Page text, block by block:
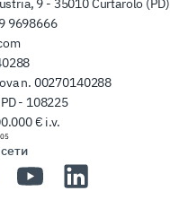
9 - 35010 Curtarolo (PD)
9698666
n. 00270140288
- 108225
€ i.v.
YouTubeLinkedIn